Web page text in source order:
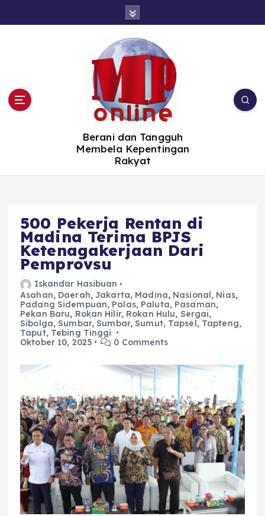
Berani dan Tangguh
Membela Kepentingan
Rakyat
500 Pekerja Rentan di
Madina Terima BPJS
Ketenagakerjaan Dari
Pemprovsu
Iskandar Hasibuan
Asahan, Daerah,Jakarta, Madina, Nasional, Nias,
Padang Sidempuan, Palas, Paluta, Pasaman,
Pekan Baru, Rokan Hilir, Rokan Hulu, Sergai,
Sibolga,Sumbar,Sumbar,Sumut, Tapsel, Tapteng,
Taput, Tebing Tinggi
Oktober 10, 2025
0 Comments